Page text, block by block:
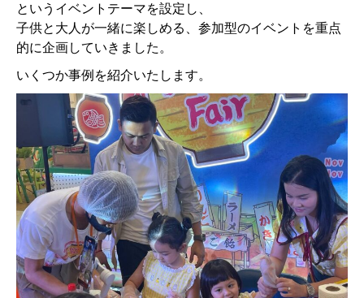
というイベントテーマを設定し、
子供と大人が一緒に楽しめる、参加型のイベントを重点
的に企画していきました。
いくつか事例を紹介いたします。